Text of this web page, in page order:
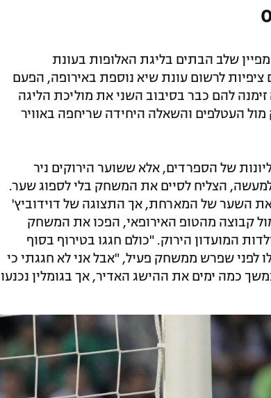
שלב הבתים בליגת האלופות בעונת
2003, הגיעו הירוקים לעונת 2003/4 עם ציפיות לרשום עונת שיא נוספת באירופה, הפעם
להם כבר בסיבוב השני את מוליכת הליגה
העטלפים והשאלה היחידה שריחפה באוויר
של הספרדים, אלא ששוער הירוקים ניר
הצליח לסיים את המשחק בלי לספוג שער.
השער של המארחת, אך התצוגה של דוידוביץ'
קבוצה מהטופ האירופאי, הפכו את המשחק
המועדון הירוק. "כולם חגגו בטירוף בסוף
לפני שפרש ממשחק פעיל, "אבל אני לא חגגתי כי
כמה ימים את ההישג האדיר, אך בגומלין נכנעו